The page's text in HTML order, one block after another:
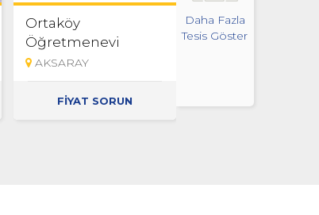
Ortaköy
Öğretmenevi
AKSARAY
FİYAT SORUN
Daha Fazla
Tesis Göster